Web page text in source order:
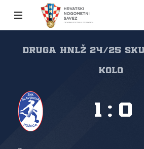
Druga HNLŽ 24/25
kolo
1 : 0